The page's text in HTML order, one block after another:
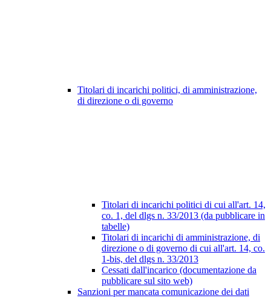
Titolari di incarichi politici, di amministrazione,
di direzione o di governo
Titolari di incarichi politici di cui all'art. 14,
co. 1, del dlgs n. 33/2013 (da pubblicare in
tabelle)
Titolari di incarichi di amministrazione, di
direzione o di governo di cui all'art. 14, co.
1-bis, del dlgs n. 33/2013
Cessati dall'incarico (documentazione da
pubblicare sul sito web)
Sanzioni per mancata comunicazione dei dati